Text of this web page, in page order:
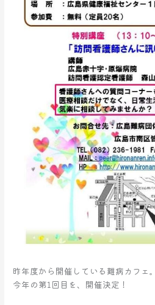
昨年度から開催している難病カフェ。
今年の第1回目を、開催決定！